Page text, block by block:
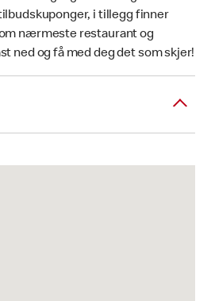
i tillegg finner
nærmeste restaurant og
ned og få med deg det som skjer!